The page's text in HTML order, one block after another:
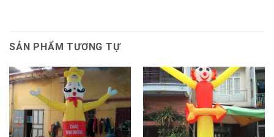
SẢN PHẨM TƯƠNG TỰ